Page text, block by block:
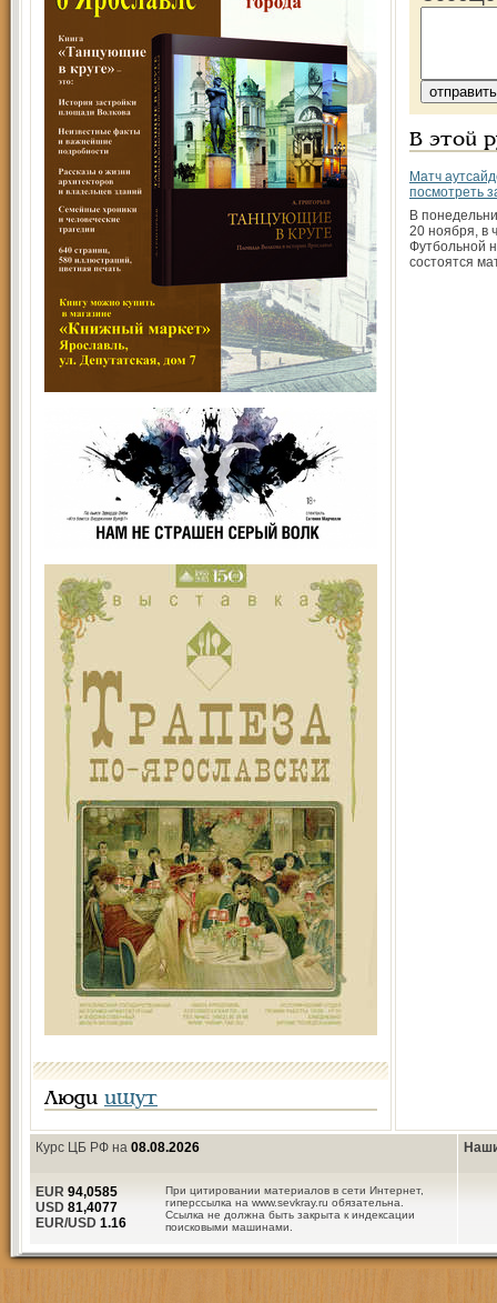
Люди ищут
В этой
Матч
посмотреть
В
20 ноября, в
Футбольной
состоятся
Курс ЦБ РФ на 08.08.2026
При цитировании материалов в сети Интернет,
гиперссылка на www.sevkray.ru обязательна.
Ссылка не должна быть закрыта к индексации
поисковыми машинами.
EUR 94,0585
USD 81,4077
EUR/USD 1.16